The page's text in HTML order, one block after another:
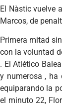
El Nàstic vuelve
Marcos, de
Primera mitad
con la voluntad
. El Atlético
y numerosa , ha
equiparando la
el minuto 22,